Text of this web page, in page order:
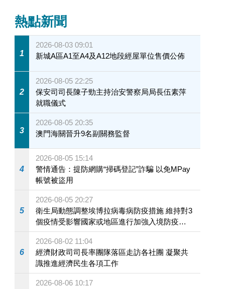
熱點新聞
1
2026-08-03 09:01
新城A區A1至A4及A12地段經屋單位售價公佈
2
2026-08-05 22:25
保安司司長陳子勁主持治安警察局局長伍素萍
就職儀式
3
2026-08-05 20:35
澳門海關晉升9名副關務監督
4
2026-08-05 15:14
警情通告：提防網購“掃碼登記”詐騙 以免MPay
帳號被盜用
5
2026-08-05 20:27
衛生局動態調整埃博拉病毒病防疫措施 維持對3
個疫情受影響國家或地區進行加強入境防疫措
施
6
2026-08-02 11:04
經濟財政司司長率團隊落區走訪各社團 凝聚共
識推進經濟民生各項工作
2026-08-06 10:17